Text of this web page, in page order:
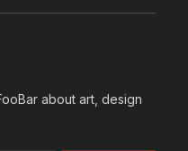
about art, design